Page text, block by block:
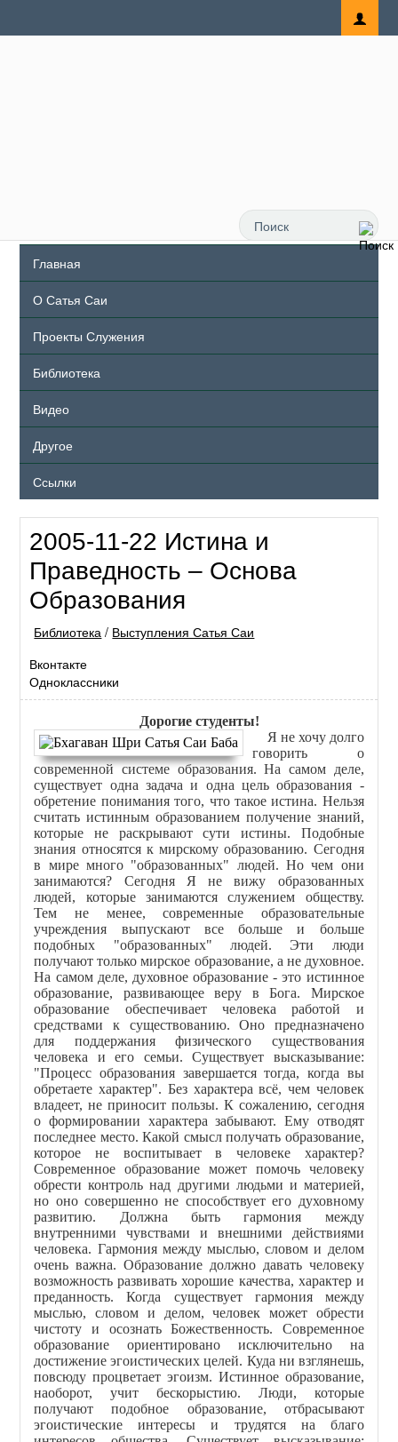
Главная
О Сатья Саи
Проекты Служения
Библиотека
Видео
Другое
Ссылки
2005-11-22 Истина и
Праведность – Основа
Образования
Библиотека / Выступления Сатья Саи
Вконтакте
Одноклассники
Дорогие студенты!
Я не хочу долго
говорить о
современной системе образования. На самом деле,
существует одна задача и одна цель образования -
обретение понимания того, что такое истина. Нельзя
считать истинным образованием получение знаний,
которые не раскрывают сути истины. Подобные
знания относятся к мирскому образованию. Сегодня
в мире много "образованных" людей. Но чем они
занимаются? Сегодня Я не вижу образованных
людей, которые занимаются служением обществу.
Тем не менее, современные образовательные
учреждения выпускают все больше и больше
подобных "образованных" людей. Эти люди
получают только мирское образование, а не духовное.
На самом деле, духовное образование - это истинное
образование, развивающее веру в Бога. Мирское
образование обеспечивает человека работой и
средствами к существованию. Оно предназначено
для поддержания физического существования
человека и его семьи. Существует высказывание:
"Процесс образования завершается тогда, когда вы
обретаете характер". Без характера всё, чем человек
владеет, не приносит пользы. К сожалению, сегодня
о формировании характера забывают. Ему отводят
последнее место. Какой смысл получать образование,
которое не воспитывает в человеке характер?
Современное образование может помочь человеку
обрести контроль над другими людьми и материей,
но оно совершенно не способствует его духовному
развитию. Должна быть гармония между
внутренними чувствами и внешними действиями
человека. Гармония между мыслью, словом и делом
очень важна. Образование должно давать человеку
возможность развивать хорошие качества, характер и
преданность. Когда существует гармония между
мыслью, словом и делом, человек может обрести
чистоту и осознать Божественность. Современное
образование ориентировано исключительно на
достижение эгоистических целей. Куда ни взглянешь,
повсюду процветает эгоизм. Истинное образование,
наоборот, учит бескорыстию. Люди, которые
получают подобное образование, отбрасывают
эгоистические интересы и трудятся на благо